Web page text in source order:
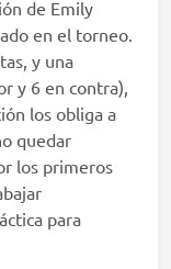
de Emily
en el torneo.
y una
y 6 en contra),
los obliga a
quedar
los primeros
para